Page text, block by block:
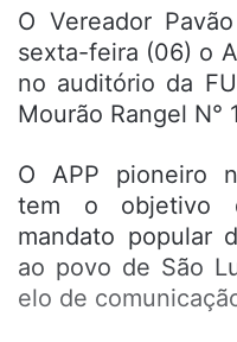
O Vereador
sexta-feira (06) o
no auditório da
Mourão Rangel N°
O APP pioneiro
tem o objetivo
mandato popular
ao povo de São
elo de